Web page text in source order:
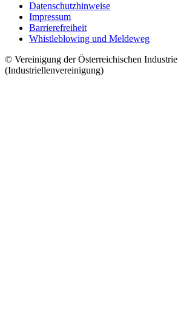
Datenschutzhinweise
Impressum
Barrierefreiheit
Whistleblowing und Meldeweg
© Vereinigung der Österreichischen Industrie
(Industriellenvereinigung)